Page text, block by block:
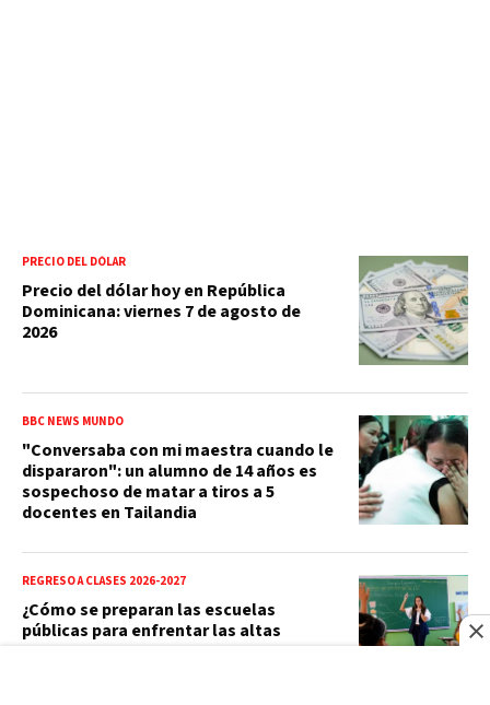
PRECIO DEL DÓLAR
Precio del dólar hoy en República
Dominicana: viernes 7 de agosto de
2026
BBC NEWS MUNDO
"Conversaba con mi maestra cuando le
dispararon": un alumno de 14 años es
sospechoso de matar a tiros a 5
docentes en Tailandia
REGRESO A CLASES 2026-2027
¿Cómo se preparan las escuelas
públicas para enfrentar las altas